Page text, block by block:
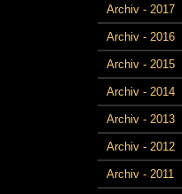
Archiv - 2017
Archiv - 2016
Archiv - 2015
Archiv - 2014
Archiv - 2013
Archiv - 2012
Archiv - 2011